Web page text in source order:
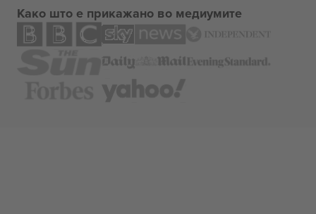
Како што е прикажано во медиумите